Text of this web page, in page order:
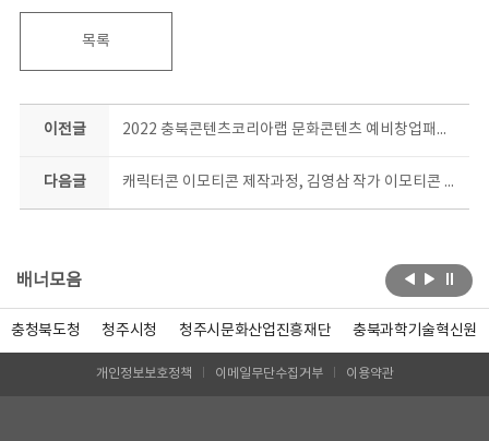
목록
이전글 2022 충북콘텐츠코리아랩 문화콘텐츠 예비창업패키지 결과물 공개
다음글 캐릭터콘 이모티콘 제작과정, 김영삼 작가 이모티콘 출시!
배너모음
충청북도청 청주시청 청주시문화산업진흥재단 충북과학기술혁신원
개인정보보호정책 이메일무단수집거부 이용약관